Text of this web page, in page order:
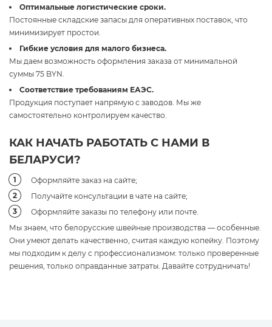
Оптимальные логистические сроки.
Постоянные складские запасы для оперативных поставок, что
минимизирует простои.
Гибкие условия для малого бизнеса.
Мы даем возможность оформления заказа от минимальной
суммы 75 BYN.
Соответствие требованиям ЕАЭС.
Продукция поступает напрямую с заводов. Мы же
самостоятельно контролируем качество.
КАК НАЧАТЬ РАБОТАТЬ С НАМИ В
БЕЛАРУСИ?
Оформляйте заказ на сайте;
Получайте консультации в чате на сайте;
Оформляйте заказы по телефону или почте.
Мы знаем, что белорусские швейные производства — особенные.
Они умеют делать качественно, считая каждую копейку. Поэтому
мы подходим к делу с профессионализмом: только проверенные
решения, только оправданные затраты. Давайте сотрудничать!